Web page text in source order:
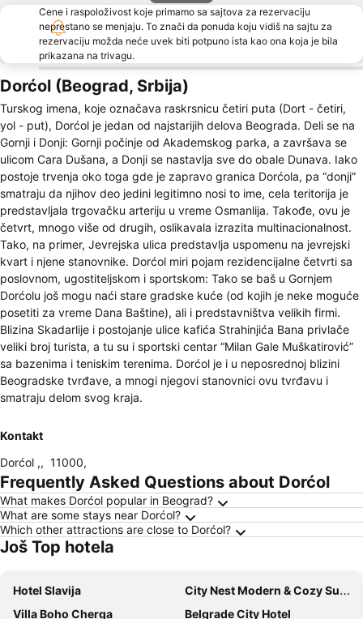
Cene i raspoloživost koje primamo sa sajtova za rezervaciju
neprestano se menjaju. To znači da ponuda koju vidiš na sajtu za
rezervaciju možda neće uvek biti potpuno ista kao ona koja je bila
prikazana na trivagu.
Dorćol (Beograd, Srbija)
Turskog imena, koje označava raskrsnicu četiri puta (Dort - četiri,
yol - put), Dorćol je jedan od najstarijih delova Beograda. Deli se na
Gornji i Donji: Gornji počinje od Akademskog parka, a završava se
ulicom Cara Dušana, a Donji se nastavlja sve do obale Dunava. Iako
postoje trvenja oko toga gde je zapravo granica Dorćola, pa “donji”
smatraju da njihov deo jedini legitimno nosi to ime, cela teritorija je
predstavljala trgovačku arteriju u vreme Osmanlija. Takođe, ovu je
četvrt, mnogo više od drugih, oslikavala izrazita multinacionalnost.
Tako, na primer, Jevrejska ulica predstavlja uspomenu na jevrejski
kvart i njene stanovnike. Dorćol miri pojam rezidencijalne četvrti sa
poslovnom, ugostiteljskom i sportskom: Tako se baš u Gornjem
Dorćolu još mogu naći stare gradske kuće (od kojih je neke moguće
posetiti za vreme Dana Baštine), ali i predstavništva velikih firmi.
Blizina Skadarlije i postojanje ulice kafića Strahinjića Bana privlače
veliki broj turista, a tu su i sportski centar “Milan Gale Muškatirović”
sa bazenima i teniskim terenima. Dorćol je i u neposrednoj blizini
Beogradske tvrđave, a mnogi njegovi stanovnici ovu tvrđavu i
smatraju delom svog kraja.
Kontakt
Dorćol ,, 11000,
Frequently Asked Questions about Dorćol
What makes Dorćol popular in Beograd?
What are some stays near Dorćol?
Which other attractions are close to Dorćol?
Još Top hotela
Hotel Slavija
City Nest Modern & Cozy Suites
Villa Boho Cherga
Belgrade City Hotel